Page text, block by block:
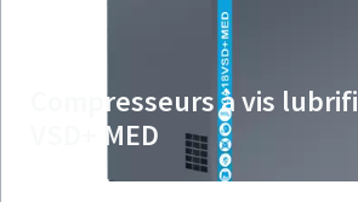
Compresseurs à vis
VSD+ MED